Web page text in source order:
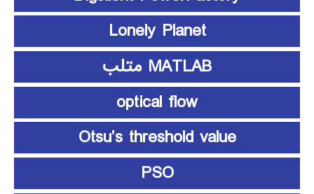
Lonely Planet
MATLAB متلب
optical flow
Otsu’s threshold value
PSO